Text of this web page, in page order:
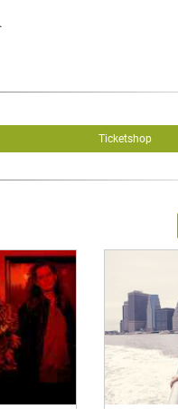
Ticketshop